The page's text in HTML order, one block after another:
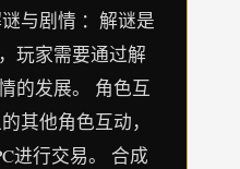
与剧情 ：解谜是
玩家需要通过解
的发展。 角色互
其他角色互动，
进行交易。 合成